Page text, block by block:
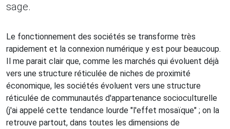
sage.
Le fonctionnement des sociétés se transforme très
rapidement et la connexion numérique y est pour beaucoup.
Il me parait clair que, comme les marchés qui évoluent déjà
vers une structure réticulée de niches de proximité
économique, les sociétés évoluent vers une structure
réticulée de communautés d'appartenance socioculturelle
(j'ai appelé cette tendance lourde "l'effet mosaïque" ; on la
retrouve partout, dans toutes les dimensions de